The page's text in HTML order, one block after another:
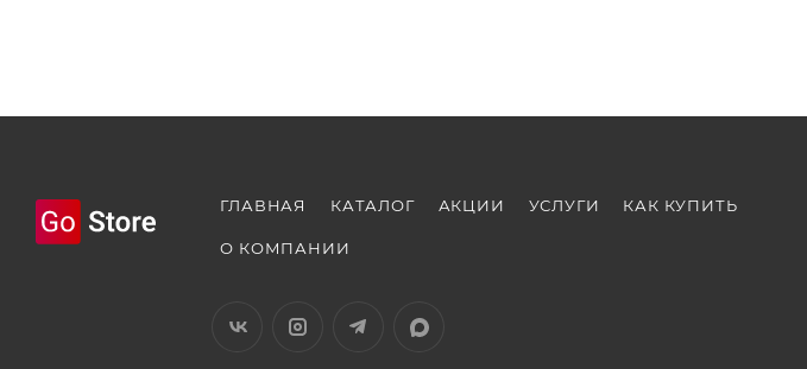
ГЛАВНАЯ КАТАЛОГ АКЦИИ УСЛУГИ КАК КУПИТЬ
О КОМПАНИИ